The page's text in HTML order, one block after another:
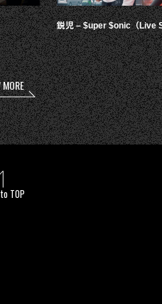
鋭児 – $uper $onic（Live
TOP